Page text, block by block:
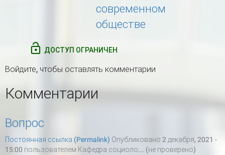
современном
обществе
ДОСТУП ОГРАНИЧЕН
Войдите, чтобы оставлять комментарии
Комментарии
Вопрос
Постоянная ссылка (Permalink) Опубликовано 2 декабря, 2021 -
15:00 пользователем Кафедра социоло... (не проверено)